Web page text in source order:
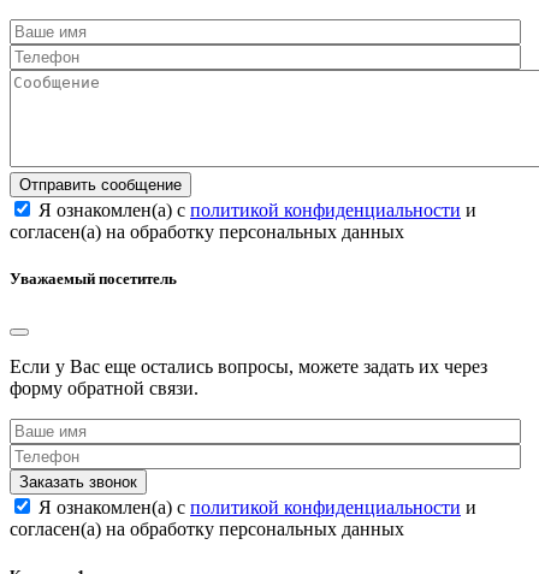
Отправить сообщение
Я ознакомлен(а) с политикой конфиденциальности и
согласен(а) на обработку персональных данных
Уважаемый посетитель
Если у Вас еще остались вопросы, можете задать их через
форму обратной связи.
Заказать звонок
Я ознакомлен(а) с политикой конфиденциальности и
согласен(а) на обработку персональных данных